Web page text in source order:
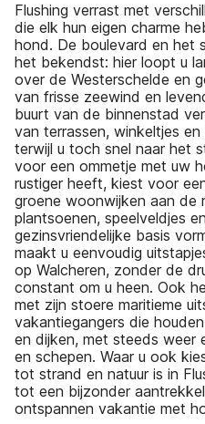
Flushing verrast met
die elk hun eigen charme
hond. De boulevard en het
het bekendst: hier loopt u
over de Westerschelde en
van frisse zeewind en
buurt van de binnenstad
van terrassen, winkeltjes
terwijl u toch snel naar het
voor een ommetje met uw
rustiger heeft, kiest voor
groene woonwijken aan de
plantsoenen, speelveldjes
gezinsvriendelijke basis
maakt u eenvoudig
op Walcheren, zonder de
constant om u heen. Ook
met zijn stoere maritieme
vakantiegangers die
en dijken, met steeds weer
en schepen. Waar u ook
tot strand en natuur is in
tot een bijzonder
ontspannen vakantie met